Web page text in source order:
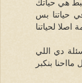
هي حياتك
حياتنا بس
لحياتنا
دي اللي
مااحنا بنكبر